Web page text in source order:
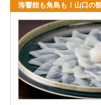
海響館も角島も！山口の